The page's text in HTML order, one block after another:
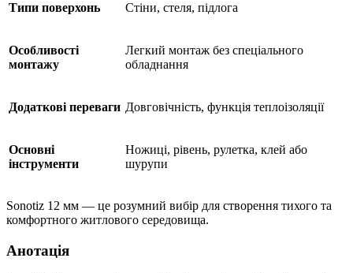
Типи поверхонь Стіни, стеля, підлога
Особливості
монтажу
Легкий монтаж без спеціального
обладнання
Додаткові переваги Довговічність, функція теплоізоляції
Основні
інструменти
Ножиці, рівень, рулетка, клей або
шурупи
Sonotiz 12 мм — це розумний вибір для створення тихого та
комфортного житлового середовища.
Анотація